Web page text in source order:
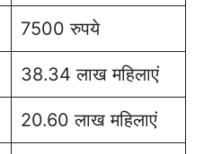
7500 रुपये
38.34 लाख महिलाएं
20.60 लाख महिलाएं